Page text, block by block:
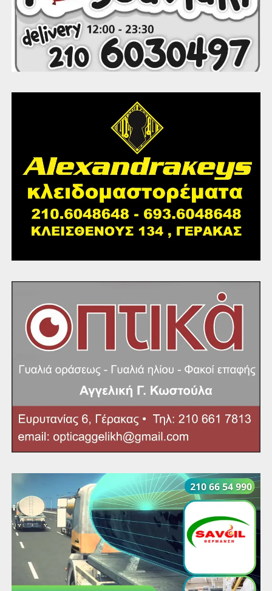
υποχρεωτική εκπαίδευση με ημερομηνία γέννησης 01-01-
2023 έως 29-02-2024.
Υπενθυμίζουμε ότι οι Βρεφονηπιακοί σταθμοί του Δήμου
Παλλήνης είναι ενταγμένοι στο Πρόγραμμα Προσχολικής
της ΕΕΤΑΑ . Οι γονείς οι οποίοι εμπίπτουν στις
προϋποθέσεις ένταξης στο ανωτέρω πρόγραμμα, θα
πρέπει να υποβάλλουν την σχετική αίτηση και σε αυτό
και να παραλάβουν την αξία τοποθέτησης (voucher).
Οι αιτήσεις για την συγκεκριμένη δράση υποβάλλονται
ηλεκτρονικά μετά από ανακοίνωση της ΕΕΤΑΑ.
Περισσότερες πληροφορίες και τα απαιτούμενα
δικαιολογητικά, οι ενδιαφερόμενοι μπορούν να βρουν
στην ηλεκτρονική σελίδα του Δήμου Παλλήνης